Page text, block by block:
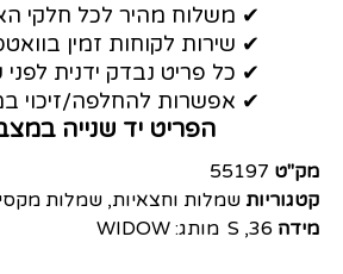
✔ משלוח מהיר לכל חלקי
✔ שירות לקוחות זמין
✔ כל פריט נבדק ידנית
✔ אפשרות להחלפה/זיכוי
הפריט יד שנייה
מק"ט 55197
קטגוריות שמלות וחצאיות, שמלות מקסי
מידה 36
,
S מותג:WIDOW